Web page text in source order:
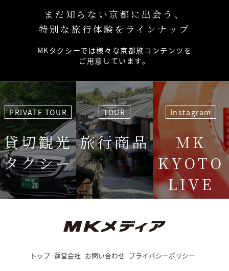
まだ知らない京都に出会う、
特別な旅行体験をラインナップ
MKタクシーでは様々な京都旅コンテンツを
ご用意しています。
PRIVATE TOUR
貸切観光
タクシー
TOUR
旅行商品
Instagram
MK
KYOTO
LIVE
トップ 運営会社 お問い合わせ プライバシーポリシー